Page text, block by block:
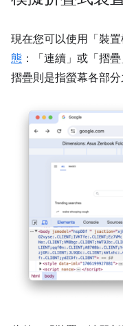
現在您可以使用「裝置
態 ：「連續」 或「摺疊
摺疊則是指螢幕各部分